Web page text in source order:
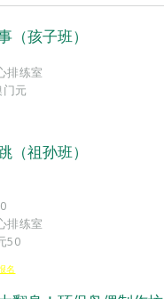
（孩子班）
排练室
元
（祖孙班）
排练室
50
名